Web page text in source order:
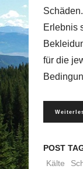
Erlebnis
für die
POST
Kälte